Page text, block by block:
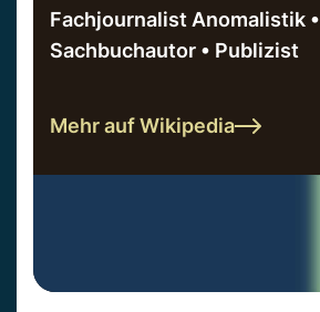
Fachjournalist Anomalistik •
Sachbuchautor • Publizist
Mehr auf Wikipedia